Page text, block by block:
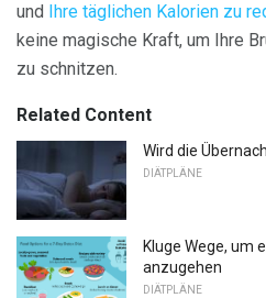
und
Ihre täglichen Kalorien zu
keine magische Kraft, um Ihre
zu schnitzen.
Related Content
Wird die
DIÄTPLÄNE
Kluge Wege, um
anzugehen
DIÄTPLÄNE